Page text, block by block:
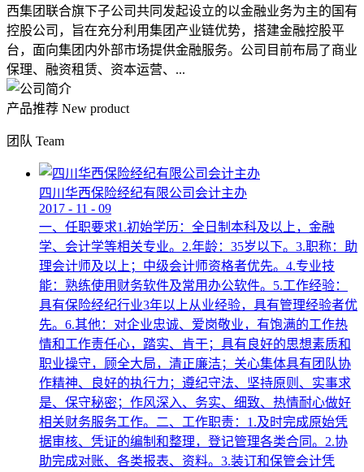
西集团联合旗下子公司共同发起设立的以金融业务为主的国有
控股公司，旨在充分利用集团产业链优势，搭建金融控股平
台，面向集团内外部市场提供金融服务。公司目前布局了商业
保理、融资租赁、资本运营、...
产品推荐 New product
团队 Team
四川华西保险经纪有限公司会计主办
2017 - 11 - 09
一、任职要求1.初始学历：全日制本科及以上，金融
学、会计学等相关专业。2.年龄：35岁以下。3.职称：助
理会计师及以上；中级会计师资格者优先。4.专业技
能：熟练使用财务软件及常用办公软件。5.工作经验：
具有保险经纪行业3年以上从业经验，具有管理经验者优
先。6.其他：对企业忠诚、爱岗敬业，有饱满的工作热
情和工作责任心，踏实、肯干；具有良好的思想素质和
职业操守，顾全大局，清正廉洁；关心集体具有团队协
作精神、良好的执行力；遵纪守法、坚持原则、实事求
是、保守秘密；作风深入、务实、细致、热情耐心做好
相关财务服务工作。二、工作职责：1.及时完成原始凭
据审核、凭证的编制和整理，登记管理各类合同。2.协
助完成对账、各类报表、资料。3.装订和保管会计凭